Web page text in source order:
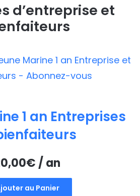
d’entreprise et
1 an Entreprises
€/ an
au Panier